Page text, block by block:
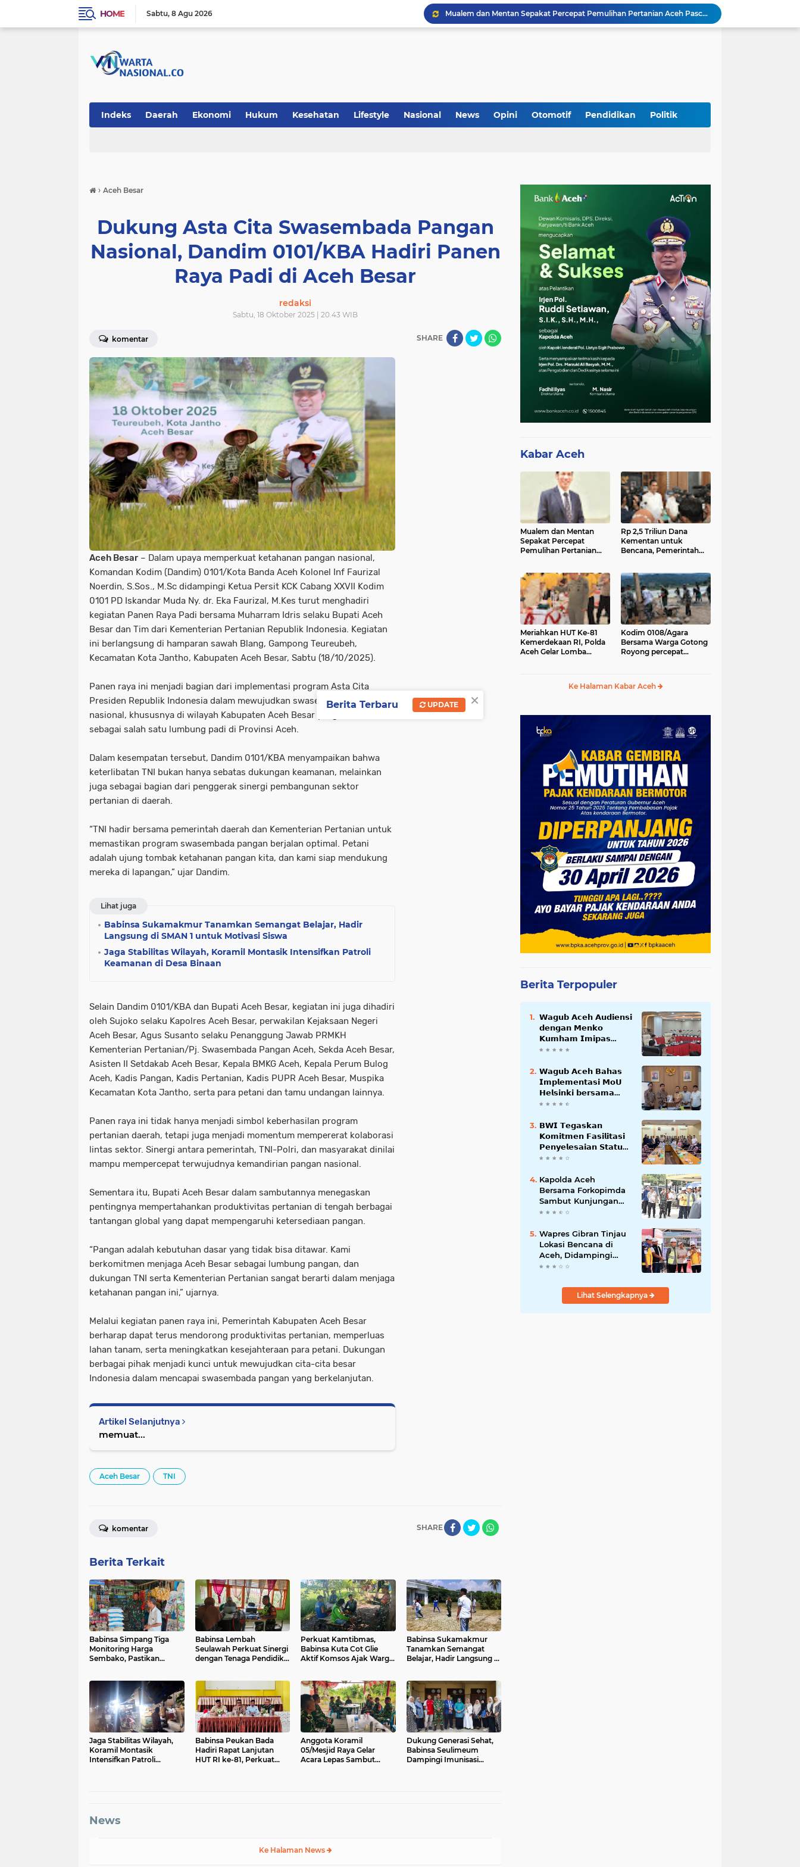
HOME Sabtu 8 Agu 2026
Mualem dan Mentan Sepakat Percepat Pemulihan Pertanian Aceh Pascabencana
Rp 2,5 Triliun Dana Kementan untuk Bencana, Pemerintah Aceh kelola Rp 9,7 M
Jaga Stabilitas Wilayah, Koramil Montasik Intensifkan Patroli Keamanan di Desa Binaan
Indeks Daerah Ekonomi Hukum Kesehatan Lifestyle Nasional News Opini Otomotif Pendidikan Politik
› Aceh Besar
Dukung Asta Cita Swasembada Pangan
Nasional, Dandim 0101/KBA Hadiri Panen
Raya Padi di Aceh Besar
redaksi
Sabtu, 18 Oktober 2025 | 20.43 WIB
komentar SHARE
Aceh Besar – Dalam upaya memperkuat ketahanan pangan nasional,
Komandan Kodim (Dandim) 0101/Kota Banda Aceh Kolonel Inf Faurizal
Noerdin, S.Sos., M.Sc didampingi Ketua Persit KCK Cabang XXVII Kodim
0101 PD Iskandar Muda Ny. dr. Eka Faurizal, M.Kes turut menghadiri
kegiatan Panen Raya Padi bersama Muharram Idris selaku Bupati Aceh
Besar dan Tim dari Kementerian Pertanian Republik Indonesia. Kegiatan
ini berlangsung di hamparan sawah Blang, Gampong Teureubeh,
Kecamatan Kota Jantho, Kabupaten Aceh Besar, Sabtu (18/10/2025).
Panen raya ini menjadi bagian dari implementasi program Asta Cita
Presiden Republik Indonesia dalam mewujudkan swasembada pangan
nasional, khususnya di wilayah Kabupaten Aceh Besar yang dikenal
sebagai salah satu lumbung padi di Provinsi Aceh.
Dalam kesempatan tersebut, Dandim 0101/KBA menyampaikan bahwa
keterlibatan TNI bukan hanya sebatas dukungan keamanan, melainkan
juga sebagai bagian dari penggerak sinergi pembangunan sektor
pertanian di daerah.
“TNI hadir bersama pemerintah daerah dan Kementerian Pertanian untuk
memastikan program swasembada pangan berjalan optimal. Petani
adalah ujung tombak ketahanan pangan kita, dan kami siap mendukung
mereka di lapangan,” ujar Dandim.
Lihat juga
Babinsa Sukamakmur Tanamkan Semangat Belajar, Hadir
Langsung di SMAN 1 untuk Motivasi Siswa
Jaga Stabilitas Wilayah, Koramil Montasik Intensifkan Patroli
Keamanan di Desa Binaan
Selain Dandim 0101/KBA dan Bupati Aceh Besar, kegiatan ini juga dihadiri
oleh Sujoko selaku Kapolres Aceh Besar, perwakilan Kejaksaan Negeri
Aceh Besar, Agus Susanto selaku Penanggung Jawab PRMKH
Kementerian Pertanian/Pj. Swasembada Pangan Aceh, Sekda Aceh Besar,
Asisten II Setdakab Aceh Besar, Kepala BMKG Aceh, Kepala Perum Bulog
Aceh, Kadis Pangan, Kadis Pertanian, Kadis PUPR Aceh Besar, Muspika
Kecamatan Kota Jantho, serta para petani dan tamu undangan lainnya.
Panen raya ini tidak hanya menjadi simbol keberhasilan program
pertanian daerah, tetapi juga menjadi momentum mempererat kolaborasi
lintas sektor. Sinergi antara pemerintah, TNI-Polri, dan masyarakat dinilai
mampu mempercepat terwujudnya kemandirian pangan nasional.
Sementara itu, Bupati Aceh Besar dalam sambutannya menegaskan
pentingnya mempertahankan produktivitas pertanian di tengah berbagai
tantangan global yang dapat mempengaruhi ketersediaan pangan.
“Pangan adalah kebutuhan dasar yang tidak bisa ditawar. Kami
berkomitmen menjaga Aceh Besar sebagai lumbung pangan, dan
dukungan TNI serta Kementerian Pertanian sangat berarti dalam menjaga
ketahanan pangan ini,” ujarnya.
Melalui kegiatan panen raya ini, Pemerintah Kabupaten Aceh Besar
berharap dapat terus mendorong produktivitas pertanian, memperluas
lahan tanam, serta meningkatkan kesejahteraan para petani. Dukungan
berbagai pihak menjadi kunci untuk mewujudkan cita-cita besar
Indonesia dalam mencapai swasembada pangan yang berkelanjutan.
Artikel Selanjutnya
memuat...
Aceh Besar TNI
SHARE
komentar
Berita Terkait
Babinsa Simpang Tiga
Monitoring Harga
Sembako, Pastikan
Pokok
Babinsa Lembah
Seulawah Perkuat Sinergi
dengan Tenaga Pendidik,
Bahaya Narkoba
Perkuat Kamtibmas,
Babinsa Kuta Cot Glie
Aktif Komsos Ajak Warga
Babinsa Sukamakmur
Tanamkan Semangat
Belajar, Hadir Langsung di
Jaga Stabilitas Wilayah,
Koramil Montasik
Intensifkan Patroli
Babinsa Peukan Bada
Hadiri Rapat Lanjutan
HUT RI ke-81, Perkuat
Anggota Koramil
05/Mesjid Raya Gelar
Acara Lepas Sambut
Dukung Generasi Sehat,
Babinsa Seulimeum
Dampingi Imunisasi
News
Ke Halaman News
Kabar Aceh
Mualem dan Mentan
Sepakat Percepat
Pemulihan Pertanian
Rp 2,5 Triliun Dana
Kementan untuk
Bencana, Pemerintah
Meriahkan HUT Ke-81
Kemerdekaan RI, Polda
Aceh Gelar Lomba
Kodim 0108/Agara
Bersama Warga Gotong
Royong percepat
Tenggara
Ke Halaman Kabar Aceh
Berita Terpopuler
𝗪𝗮𝗴𝘂𝗯 𝗔𝗰𝗲𝗵 𝗔𝘂𝗱𝗶𝗲𝗻𝘀𝗶
𝗱𝗲𝗻𝗴𝗮𝗻 𝗠𝗲𝗻𝗸𝗼
𝗞𝘂𝗺𝗵𝗮𝗺 𝗜𝗺𝗶𝗽𝗮𝘀
𝗧𝗲𝗿𝗸𝗮𝗶𝘁 𝗦𝘁𝗮𝘁𝘂𝘀 𝗪𝗮𝗸𝗮𝗳
𝗪𝗮𝗴𝘂𝗯 𝗔𝗰𝗲𝗵 𝗕𝗮𝗵𝗮𝘀
𝗜𝗺𝗽𝗹𝗲𝗺𝗲𝗻𝘁𝗮𝘀𝗶 𝗠𝗼𝗨
𝗛𝗲𝗹𝘀𝗶𝗻𝗸𝗶 𝗯𝗲𝗿𝘀𝗮𝗺𝗮
𝗦𝗲𝗸𝗿𝗲𝘁𝗮𝗿𝗶𝗮𝘁 𝗡𝗲𝗴𝗮𝗿𝗮
𝗕𝗪𝗜 𝗧𝗲𝗴𝗮𝘀𝗸𝗮𝗻
𝗞𝗼𝗺𝗶𝘁𝗺𝗲𝗻 𝗙𝗮𝘀𝗶𝗹𝗶𝘁𝗮𝘀𝗶
𝗣𝗲𝗻𝘆𝗲𝗹𝗲𝘀𝗮𝗶𝗮𝗻 𝗦𝘁𝗮𝘁𝘂𝘀
𝗪𝗮𝗸𝗮𝗳 𝗕𝗹𝗮𝗻𝗴 𝗣𝗮𝗱𝗮𝗻𝗴
Kapolda Aceh
Bersama Forkopimda
Sambut Kunjungan
Kerja Wakil Presiden
Bireuen
Wapres Gibran Tinjau
Lokasi Bencana di
Aceh, Didampingi
Wagub Dek Fadh
Lihat Selengkapnya
×
Berita Terbaru UPDATE